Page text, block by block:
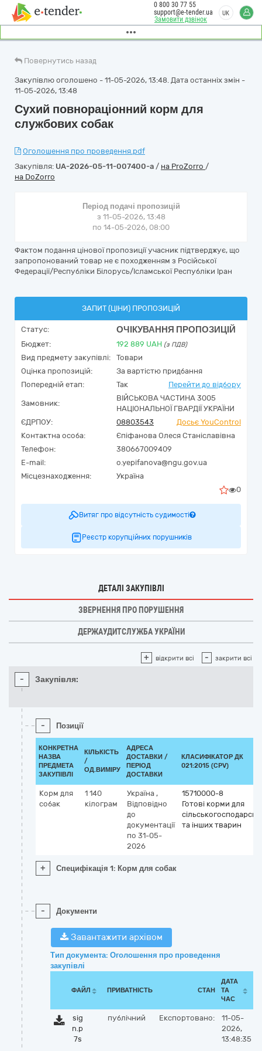
Замовити дзвінок
0 800 30 77 55
support@e-tender.ua
UK
Повернутись назад
Закупівлю оголошено - 11-05-2026, 13:48. Дата останніх змін -
11-05-2026, 13:48
Сухий повнораціонний корм для
службових собак
Оголошення про проведення.pdf
Закупівля: UA-2026-05-11-007400-a / на ProZorro /
на DoZorro
Період подачі пропозицій
з 11-05-2026, 13:48
по 14-05-2026, 08:00
Фактом подання цінової пропозиції учасник підтверджує, що
запропонований товар не є походженням з Російської
Федерації/Республіки Білорусь/Ісламської Республіки Іран
ЗАПИТ (ЦІНИ) ПРОПОЗИЦІЙ
Статус: ОЧІКУВАННЯ ПРОПОЗИЦІЙ
Бюджет: 192 889 UAH (з ПДВ)
Вид предмету закупівлі:
Товари
Оцінка пропозицій:
За вартістю придбання
Попередній етап:
Так Перейти до відбору
Замовник:
ВІЙСЬКОВА ЧАСТИНА 3005
НАЦІОНАЛЬНОЇ ГВАРДІЇ УКРАЇНИ
ЄДРПОУ:
08803543
Досьє YouControl
Контактна особа:
Єпіфанова Олеся Станіславівна
Телефон:
380667009409
E-mail:
o.yepifanova@ngu.gov.ua
Місцезнаходження:
Україна
0
Витяг про відсутність судимості
Реєстр корупційних порушників
ДЕТАЛІ ЗАКУПІВЛІ
ЗВЕРНЕННЯ ПРО ПОРУШЕННЯ
ДЕРЖАУДИТСЛУЖБА УКРАЇНИ
+ відкрити всі - закрити всі
- Закупівля:
- Позиції
КОНКРЕТНА
НАЗВА
ПРЕДМЕТА
ЗАКУПІВЛІ
КІЛЬКІСТЬ
/
ОД.ВИМІРУ
АДРЕСА
ДОСТАВКИ /
ПЕРІОД
ДОСТАВКИ
КЛАСИФІКАТОР ДК
021:2015 (CPV)
Корм для
собак
1 140
кілограм
Україна ,
Відповідно
до
документації
по 31-05-
2026
15710000-8
Готові корми для
та інших тварин
+ Специфікація 1: Корм для собак
- Документи
Завантажити архівом
Тип документа: Оголошення про проведення
закупівлі
ФАЙЛ ПРИВАТНІСТЬ СТАН
ДАТА
ТА
ЧАС
sig
n.p
7s
публічний Експортовано:
11-05-
2026,
13:48:35